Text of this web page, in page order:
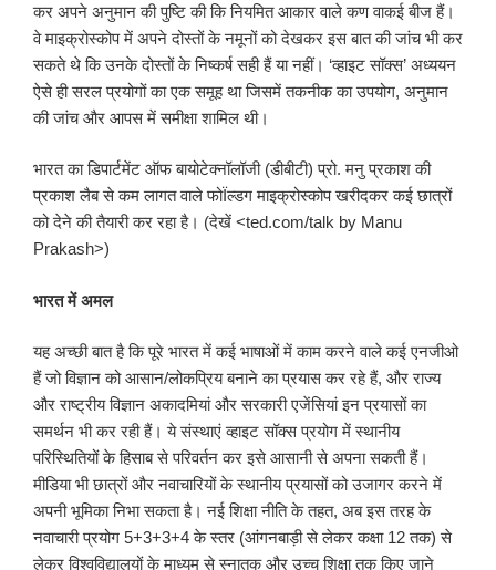
कर अपने अनुमान की पुष्टि की कि नियमित आकार वाले कण वाकई बीज हैं।
वे माइक्रोस्कोप में अपने दोस्तों के नमूनों को देखकर इस बात की जांच भी कर
सकते थे कि उनके दोस्तों के निष्कर्ष सही हैं या नहीं। ‘व्हाइट सॉक्स’ अध्ययन
ऐसे ही सरल प्रयोगों का एक समूह था जिसमें तकनीक का उपयोग, अनुमान
की जांच और आपस में समीक्षा शामिल थी।
भारत का डिपार्टमेंट ऑफ बायोटेक्नॉलॉजी (डीबीटी) प्रो. मनु प्रकाश की
प्रकाश लैब से कम लागत वाले फोÏल्डग माइक्रोस्कोप खरीदकर कई छात्रों
को देने की तैयारी कर रहा है। (देखें <ted.com/talk by Manu
Prakash>)
भारत में अमल
यह अच्छी बात है कि पूरे भारत में कई भाषाओं में काम करने वाले कई एनजीओ
हैं जो विज्ञान को आसान/लोकप्रिय बनाने का प्रयास कर रहे हैं, और राज्य
और राष्ट्रीय विज्ञान अकादमियां और सरकारी एजेंसियां इन प्रयासों का
समर्थन भी कर रही हैं। ये संस्थाएं व्हाइट सॉक्स प्रयोग में स्थानीय
परिस्थितियों के हिसाब से परिवर्तन कर इसे आसानी से अपना सकती हैं।
मीडिया भी छात्रों और नवाचारियों के स्थानीय प्रयासों को उजागर करने में
अपनी भूमिका निभा सकता है। नई शिक्षा नीति के तहत, अब इस तरह के
नवाचारी प्रयोग 5+3+3+4 के स्तर (आंगनबाड़ी से लेकर कक्षा 12 तक) से
लेकर विश्वविद्यालयों के माध्यम से स्नातक और उच्च शिक्षा तक किए जाने